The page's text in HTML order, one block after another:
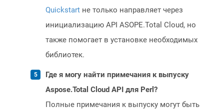
Quickstart не только направляет через
инициализацию API ASOPE.Total Cloud, но
также помогает в установке необходимых
библиотек.
Где я могу найти примечания к выпуску
Aspose.Total Cloud API для Perl?
Полные примечания к выпуску могут быть